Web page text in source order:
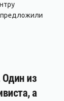
предложили
из
а